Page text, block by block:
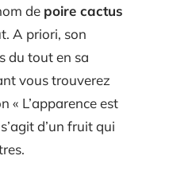
de poire cactus
A priori, son
du tout en sa
vous trouverez
« L’apparence est
d’un fruit qui